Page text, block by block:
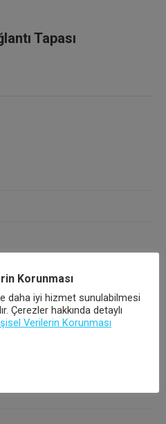
Tapası
Korunması
daha iyi hizmet sunulabilmesi
Çerezler hakkında detaylı
Verilerin Korunması